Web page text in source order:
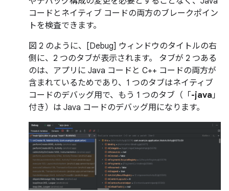
コードとネイティブ コードの両方のブレークポイン
トを検査できます。
図 2 のように、[Debug] ウィンドウのタイトルの右
側に、2 つのタブが表示されます。 タブが 2 つある
のは、アプリに Java コードと C++ コードの両方が
含まれているためであり、1 つのタブはネイティブ
コードのデバッグ用で、もう 1 つのタブ（「-java」
付き）は Java コードのデバッグ用になります。